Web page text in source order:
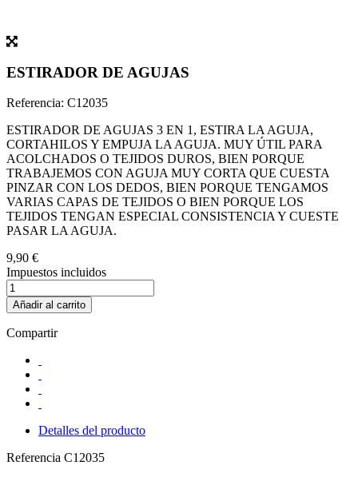
ESTIRADOR DE AGUJAS
Referencia: C12035
ESTIRADOR DE AGUJAS 3 EN 1, ESTIRA LA AGUJA,
CORTAHILOS Y EMPUJA LA AGUJA. MUY ÚTIL PARA
ACOLCHADOS O TEJIDOS DUROS, BIEN PORQUE
TRABAJEMOS CON AGUJA MUY CORTA QUE CUESTA
PINZAR CON LOS DEDOS, BIEN PORQUE TENGAMOS
VARIAS CAPAS DE TEJIDOS O BIEN PORQUE LOS
TEJIDOS TENGAN ESPECIAL CONSISTENCIA Y CUESTE
PASAR LA AGUJA.
9,90 €
Impuestos incluidos
Añadir al carrito
Compartir
Detalles del producto
Referencia C12035